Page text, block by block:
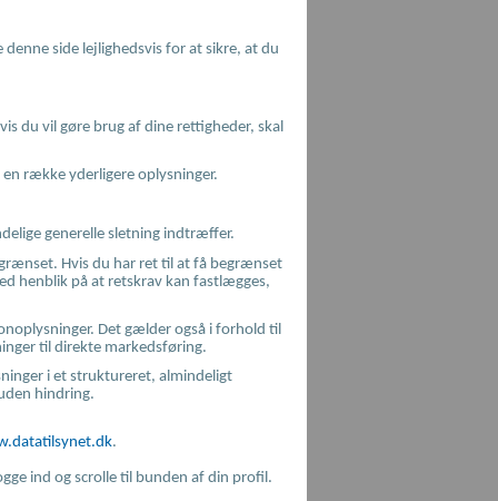
side lejlighedsvis for at sikre, at du
du vil gøre brug af dine rettigheder, skal
række yderligere oplysninger.
generelle sletning indtræffer.
Hvis du har ret til at få begrænset
henblik på at retskrav kan fastlægges,
Det gælder også i forhold til
til direkte markedsføring.
i et struktureret, almindeligt
hindring.
.
ind og scrolle til bunden af din profil.